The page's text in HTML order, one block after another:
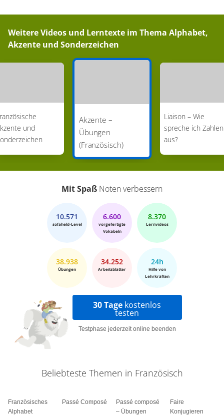
Weitere Videos und Lerntexte im Thema Alphabet,
Akzente und Sonderzeichen
und
Akzente –
Übungen
(Französisch)
Liaison – Wie
spreche ich Zahlen
aus?
Mit Spaß Noten verbessern
10.571
sofaheld-Level
6.600
vorgefertigte
Vokabeln
8.370
Lernvideos
38.938
Übungen
34.252
Arbeitsblätter
24h
Hilfe von
Lehrkräften
30 Tage kostenlos
testen
Testphase jederzeit online beenden
Beliebteste Themen in Französisch
Französisches
Alphabet
Passé Composé
Passé composé
– Übungen
Faire
Konjugieren